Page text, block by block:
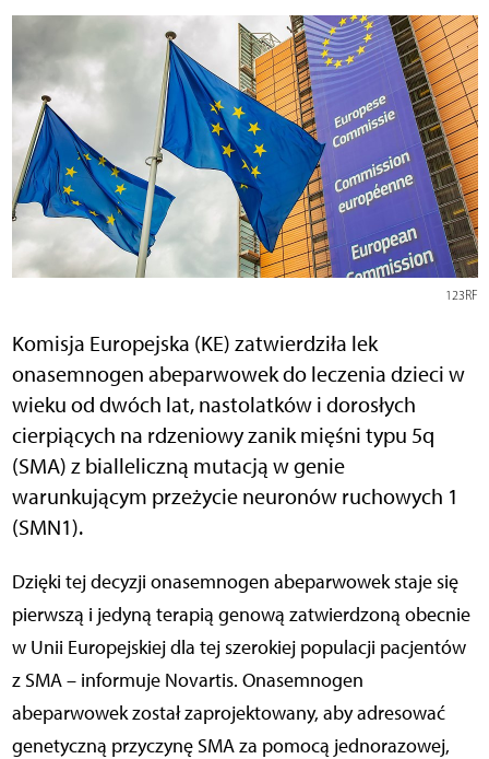
123RF
Komisja Europejska (KE) zatwierdziła lek
onasemnogen abeparwowek do leczenia dzieci w
wieku od dwóch lat, nastolatków i dorosłych
cierpiących na rdzeniowy zanik mięśni typu 5q
(SMA) z bialleliczną mutacją w genie
warunkującym przeżycie neuronów ruchowych 1
(SMN1).
Dzięki tej decyzji onasemnogen abeparwowek staje się
pierwszą i jedyną terapią genową zatwierdzoną obecnie
w Unii Europejskiej dla tej szerokiej populacji pacjentów
z SMA – informuje Novartis. Onasemnogen
abeparwowek został zaprojektowany, aby adresować
genetyczną przyczynę SMA za pomocą jednorazowej,